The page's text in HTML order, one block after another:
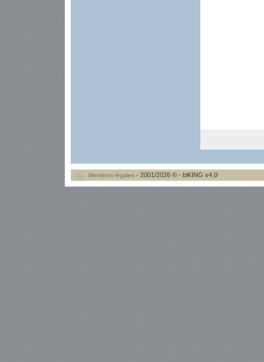
Mentions légales - 2001/2026 © - biKING v4.0